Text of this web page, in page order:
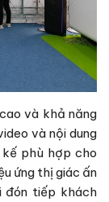
và khả năng
và nội dung
phù hợp cho
ứng thị giác ấn
tiếp khách